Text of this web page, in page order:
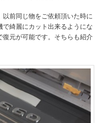
前同じ物をご依頼頂いた時に
綺麗にカット出来るようにな
元が可能です。そちらも紹介